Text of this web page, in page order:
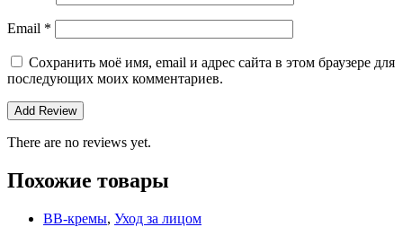
Email *
Сохранить моё имя, email и адрес сайта в этом браузере для
последующих моих комментариев.
There are no reviews yet.
Похожие товары
BB-кремы, Уход за лицом